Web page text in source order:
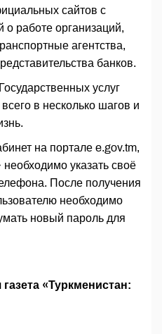
сайтов с
работе организаций,
агентства,
банков.
услуг
в несколько шагов и
на портале e.gov.tm,
указать своё
После получения
необходимо
новый пароль для
«Туркменистан: